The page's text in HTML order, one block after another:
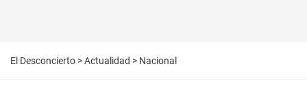
El Desconcierto >Actualidad > Nacional